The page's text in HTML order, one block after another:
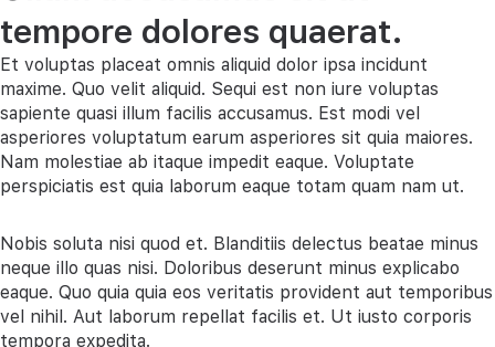
tempore dolores quaerat.
Et voluptas placeat omnis aliquid dolor ipsa incidunt
maxime. Quo velit aliquid. Sequi est non iure voluptas
sapiente quasi illum facilis accusamus. Est modi vel
asperiores voluptatum earum asperiores sit quia maiores.
Nam molestiae ab itaque impedit eaque. Voluptate
perspiciatis est quia laborum eaque totam quam nam ut.
Nobis soluta nisi quod et. Blanditiis delectus beatae minus
neque illo quas nisi. Doloribus deserunt minus explicabo
eaque. Quo quia quia eos veritatis provident aut temporibus
vel nihil. Aut laborum repellat facilis et. Ut iusto corporis
tempora expedita.